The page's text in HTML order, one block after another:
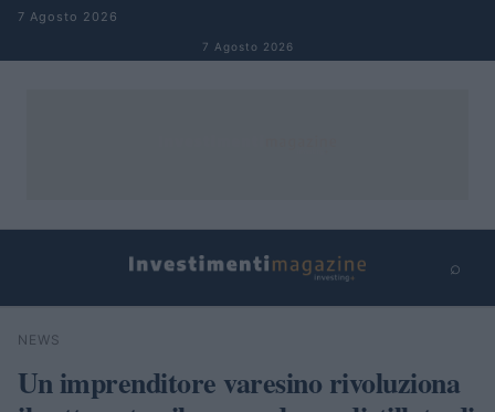
Salta al contenuto
7 Agosto 2026
7 Agosto 2026
⌕
Cerca
NEWS
Un imprenditore varesino rivoluziona